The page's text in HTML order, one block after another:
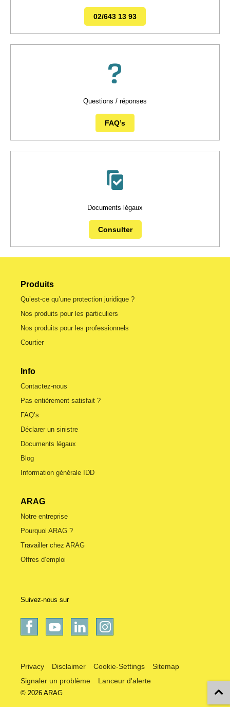
02/643 13 93
Questions / réponses
FAQ’s
Documents légaux
Consulter
Produits
Qu’est-ce qu’une protection juridique ?
Nos produits pour les particuliers
Nos produits pour les professionnels
Courtier
Info
Contactez-nous
Pas entièrement satisfait ?
FAQ’s
Déclarer un sinistre
Documents légaux
Blog
Information générale IDD
ARAG
Notre entreprise
Pourquoi ARAG ?
Travailler chez ARAG
Offres d’emploi
Suivez-nous sur
Privacy Disclaimer Cookie-Settings
Sitemap
Signaler un problème
Lanceur d'alerte
© 2026 ARAG